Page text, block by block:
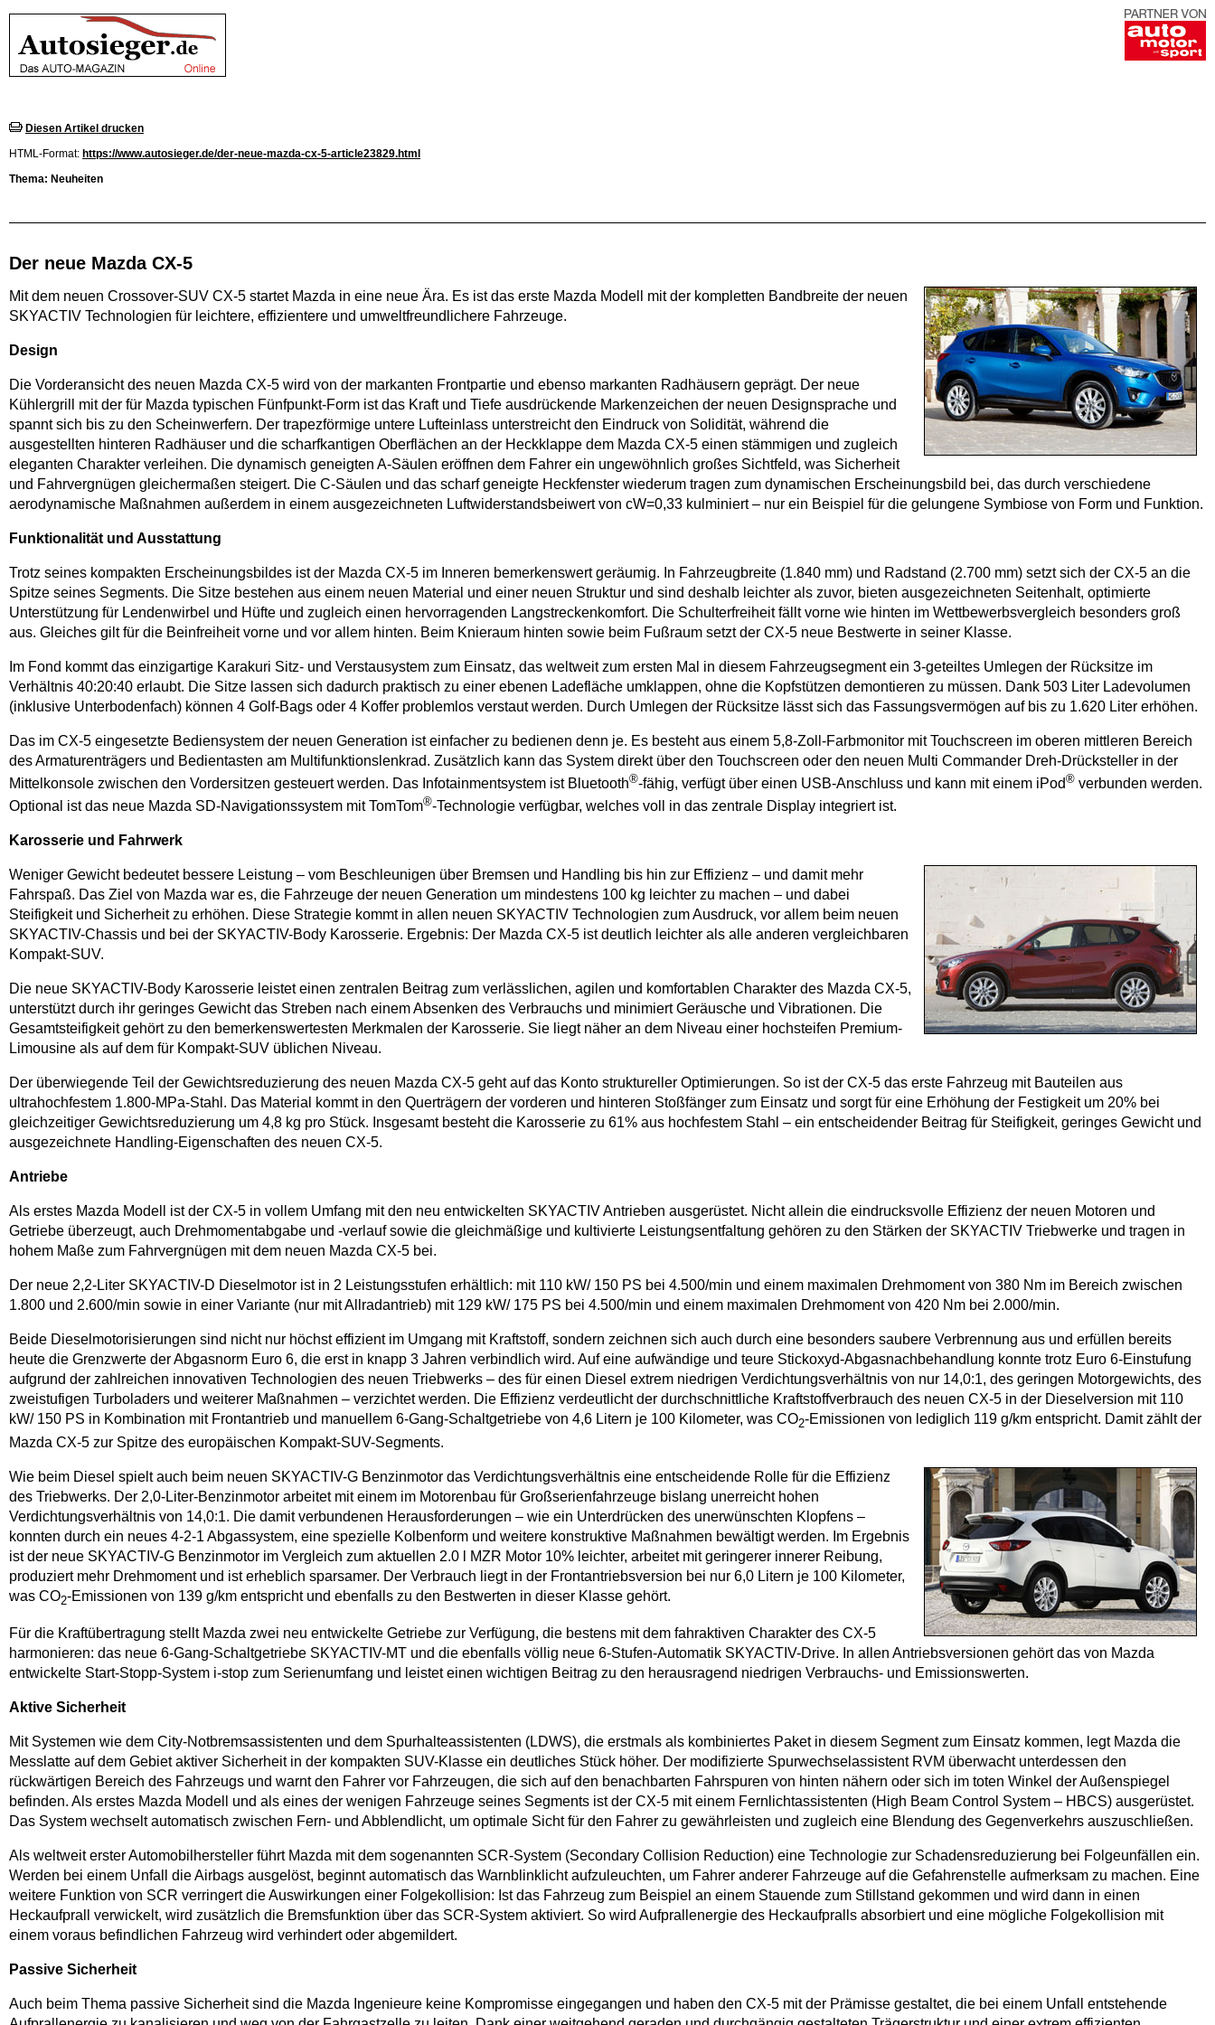
Diesen Artikel drucken
HTML-Format: https://www.autosieger.de/der-neue-mazda-cx-5-article23829.html
Thema: Neuheiten
Der neue Mazda CX-5
Mit dem neuen Crossover-SUV CX-5 startet Mazda in eine neue Ära. Es ist das erste Mazda Modell mit der kompletten Bandbreite der neuen
SKYACTIV Technologien für leichtere, effizientere und umweltfreundlichere Fahrzeuge.
Design
Die Vorderansicht des neuen Mazda CX-5 wird von der markanten Frontpartie und ebenso markanten Radhäusern geprägt. Der neue
Kühlergrill mit der für Mazda typischen Fünfpunkt-Form ist das Kraft und Tiefe ausdrückende Markenzeichen der neuen Designsprache und
spannt sich bis zu den Scheinwerfern. Der trapezförmige untere Lufteinlass unterstreicht den Eindruck von Solidität, während die
ausgestellten hinteren Radhäuser und die scharfkantigen Oberflächen an der Heckklappe dem Mazda CX-5 einen stämmigen und zugleich
eleganten Charakter verleihen. Die dynamisch geneigten A-Säulen eröffnen dem Fahrer ein ungewöhnlich großes Sichtfeld, was Sicherheit
und Fahrvergnügen gleichermaßen steigert. Die C-Säulen und das scharf geneigte Heckfenster wiederum tragen zum dynamischen Erscheinungsbild bei, das durch verschiedene
aerodynamische Maßnahmen außerdem in einem ausgezeichneten Luftwiderstandsbeiwert von cW=0,33 kulminiert – nur ein Beispiel für die gelungene Symbiose von Form und Funktion.
Funktionalität und Ausstattung
Trotz seines kompakten Erscheinungsbildes ist der Mazda CX-5 im Inneren bemerkenswert geräumig. In Fahrzeugbreite (1.840 mm) und Radstand (2.700 mm) setzt sich der CX-5 an die
Spitze seines Segments. Die Sitze bestehen aus einem neuen Material und einer neuen Struktur und sind deshalb leichter als zuvor, bieten ausgezeichneten Seitenhalt, optimierte
Unterstützung für Lendenwirbel und Hüfte und zugleich einen hervorragenden Langstreckenkomfort. Die Schulterfreiheit fällt vorne wie hinten im Wettbewerbsvergleich besonders groß
aus. Gleiches gilt für die Beinfreiheit vorne und vor allem hinten. Beim Knieraum hinten sowie beim Fußraum setzt der CX-5 neue Bestwerte in seiner Klasse.
Im Fond kommt das einzigartige Karakuri Sitz- und Verstausystem zum Einsatz, das weltweit zum ersten Mal in diesem Fahrzeugsegment ein 3-geteiltes Umlegen der Rücksitze im
Verhältnis 40:20:40 erlaubt. Die Sitze lassen sich dadurch praktisch zu einer ebenen Ladefläche umklappen, ohne die Kopfstützen demontieren zu müssen. Dank 503 Liter Ladevolumen
(inklusive Unterbodenfach) können 4 Golf-Bags oder 4 Koffer problemlos verstaut werden. Durch Umlegen der Rücksitze lässt sich das Fassungsvermögen auf bis zu 1.620 Liter erhöhen.
Das im CX-5 eingesetzte Bediensystem der neuen Generation ist einfacher zu bedienen denn je. Es besteht aus einem 5,8-Zoll-Farbmonitor mit Touchscreen im oberen mittleren Bereich
des Armaturenträgers und Bedientasten am Multifunktionslenkrad. Zusätzlich kann das System direkt über den Touchscreen oder den neuen Multi Commander Dreh-Drücksteller in der
Mittelkonsole zwischen den Vordersitzen gesteuert werden. Das Infotainmentsystem ist Bluetooth®-fähig, verfügt über einen USB-Anschluss und kann mit einem iPod® verbunden werden.
Optional ist das neue Mazda SD-Navigationssystem mit TomTom®-Technologie verfügbar, welches voll in das zentrale Display integriert ist.
Karosserie und Fahrwerk
Weniger Gewicht bedeutet bessere Leistung – vom Beschleunigen über Bremsen und Handling bis hin zur Effizienz – und damit mehr
Fahrspaß. Das Ziel von Mazda war es, die Fahrzeuge der neuen Generation um mindestens 100 kg leichter zu machen – und dabei
Steifigkeit und Sicherheit zu erhöhen. Diese Strategie kommt in allen neuen SKYACTIV Technologien zum Ausdruck, vor allem beim neuen
SKYACTIV-Chassis und bei der SKYACTIV-Body Karosserie. Ergebnis: Der Mazda CX-5 ist deutlich leichter als alle anderen vergleichbaren
Kompakt-SUV.
Die neue SKYACTIV-Body Karosserie leistet einen zentralen Beitrag zum verlässlichen, agilen und komfortablen Charakter des Mazda CX-5,
unterstützt durch ihr geringes Gewicht das Streben nach einem Absenken des Verbrauchs und minimiert Geräusche und Vibrationen. Die
Gesamtsteifigkeit gehört zu den bemerkenswertesten Merkmalen der Karosserie. Sie liegt näher an dem Niveau einer hochsteifen Premium-
Limousine als auf dem für Kompakt-SUV üblichen Niveau.
Der überwiegende Teil der Gewichtsreduzierung des neuen Mazda CX-5 geht auf das Konto struktureller Optimierungen. So ist der CX-5 das erste Fahrzeug mit Bauteilen aus
ultrahochfestem 1.800-MPa-Stahl. Das Material kommt in den Querträgern der vorderen und hinteren Stoßfänger zum Einsatz und sorgt für eine Erhöhung der Festigkeit um 20% bei
gleichzeitiger Gewichtsreduzierung um 4,8 kg pro Stück. Insgesamt besteht die Karosserie zu 61% aus hochfestem Stahl – ein entscheidender Beitrag für Steifigkeit, geringes Gewicht und
ausgezeichnete Handling-Eigenschaften des neuen CX-5.
Antriebe
Als erstes Mazda Modell ist der CX-5 in vollem Umfang mit den neu entwickelten SKYACTIV Antrieben ausgerüstet. Nicht allein die eindrucksvolle Effizienz der neuen Motoren und
Getriebe überzeugt, auch Drehmomentabgabe und -verlauf sowie die gleichmäßige und kultivierte Leistungsentfaltung gehören zu den Stärken der SKYACTIV Triebwerke und tragen in
hohem Maße zum Fahrvergnügen mit dem neuen Mazda CX-5 bei.
Der neue 2,2-Liter SKYACTIV-D Dieselmotor ist in 2 Leistungsstufen erhältlich: mit 110 kW/ 150 PS bei 4.500/min und einem maximalen Drehmoment von 380 Nm im Bereich zwischen
1.800 und 2.600/min sowie in einer Variante (nur mit Allradantrieb) mit 129 kW/ 175 PS bei 4.500/min und einem maximalen Drehmoment von 420 Nm bei 2.000/min.
Beide Dieselmotorisierungen sind nicht nur höchst effizient im Umgang mit Kraftstoff, sondern zeichnen sich auch durch eine besonders saubere Verbrennung aus und erfüllen bereits
heute die Grenzwerte der Abgasnorm Euro 6, die erst in knapp 3 Jahren verbindlich wird. Auf eine aufwändige und teure Stickoxyd-Abgasnachbehandlung konnte trotz Euro 6-Einstufung
aufgrund der zahlreichen innovativen Technologien des neuen Triebwerks – des für einen Diesel extrem niedrigen Verdichtungsverhältnis von nur 14,0:1, des geringen Motorgewichts, des
zweistufigen Turboladers und weiterer Maßnahmen – verzichtet werden. Die Effizienz verdeutlicht der durchschnittliche Kraftstoffverbrauch des neuen CX-5 in der Dieselversion mit 110
kW/ 150 PS in Kombination mit Frontantrieb und manuellem 6-Gang-Schaltgetriebe von 4,6 Litern je 100 Kilometer, was CO2-Emissionen von lediglich 119 g/km entspricht. Damit zählt der
Mazda CX-5 zur Spitze des europäischen Kompakt-SUV-Segments.
Wie beim Diesel spielt auch beim neuen SKYACTIV-G Benzinmotor das Verdichtungsverhältnis eine entscheidende Rolle für die Effizienz
des Triebwerks. Der 2,0-Liter-Benzinmotor arbeitet mit einem im Motorenbau für Großserienfahrzeuge bislang unerreicht hohen
Verdichtungsverhältnis von 14,0:1. Die damit verbundenen Herausforderungen – wie ein Unterdrücken des unerwünschten Klopfens –
konnten durch ein neues 4-2-1 Abgassystem, eine spezielle Kolbenform und weitere konstruktive Maßnahmen bewältigt werden. Im Ergebnis
ist der neue SKYACTIV-G Benzinmotor im Vergleich zum aktuellen 2.0 l MZR Motor 10% leichter, arbeitet mit geringerer innerer Reibung,
produziert mehr Drehmoment und ist erheblich sparsamer. Der Verbrauch liegt in der Frontantriebsversion bei nur 6,0 Litern je 100 Kilometer,
was CO2-Emissionen von 139 g/km entspricht und ebenfalls zu den Bestwerten in dieser Klasse gehört.
Für die Kraftübertragung stellt Mazda zwei neu entwickelte Getriebe zur Verfügung, die bestens mit dem fahraktiven Charakter des CX-5
harmonieren: das neue 6-Gang-Schaltgetriebe SKYACTIV-MT und die ebenfalls völlig neue 6-Stufen-Automatik SKYACTIV-Drive. In allen Antriebsversionen gehört das von Mazda
entwickelte Start-Stopp-System i-stop zum Serienumfang und leistet einen wichtigen Beitrag zu den herausragend niedrigen Verbrauchs- und Emissionswerten.
Aktive Sicherheit
Mit Systemen wie dem City-Notbremsassistenten und dem Spurhalteassistenten (LDWS), die erstmals als kombiniertes Paket in diesem Segment zum Einsatz kommen, legt Mazda die
Messlatte auf dem Gebiet aktiver Sicherheit in der kompakten SUV-Klasse ein deutliches Stück höher. Der modifizierte Spurwechselassistent RVM überwacht unterdessen den
rückwärtigen Bereich des Fahrzeugs und warnt den Fahrer vor Fahrzeugen, die sich auf den benachbarten Fahrspuren von hinten nähern oder sich im toten Winkel der Außenspiegel
befinden. Als erstes Mazda Modell und als eines der wenigen Fahrzeuge seines Segments ist der CX-5 mit einem Fernlichtassistenten (High Beam Control System – HBCS) ausgerüstet.
Das System wechselt automatisch zwischen Fern- und Abblendlicht, um optimale Sicht für den Fahrer zu gewährleisten und zugleich eine Blendung des Gegenverkehrs auszuschließen.
Als weltweit erster Automobilhersteller führt Mazda mit dem sogenannten SCR-System (Secondary Collision Reduction) eine Technologie zur Schadensreduzierung bei Folgeunfällen ein.
Werden bei einem Unfall die Airbags ausgelöst, beginnt automatisch das Warnblinklicht aufzuleuchten, um Fahrer anderer Fahrzeuge auf die Gefahrenstelle aufmerksam zu machen. Eine
weitere Funktion von SCR verringert die Auswirkungen einer Folgekollision: Ist das Fahrzeug zum Beispiel an einem Stauende zum Stillstand gekommen und wird dann in einen
Heckaufprall verwickelt, wird zusätzlich die Bremsfunktion über das SCR-System aktiviert. So wird Aufprallenergie des Heckaufpralls absorbiert und eine mögliche Folgekollision mit
einem voraus befindlichen Fahrzeug wird verhindert oder abgemildert.
Passive Sicherheit
Auch beim Thema passive Sicherheit sind die Mazda Ingenieure keine Kompromisse eingegangen und haben den CX-5 mit der Prämisse gestaltet, die bei einem Unfall entstehende